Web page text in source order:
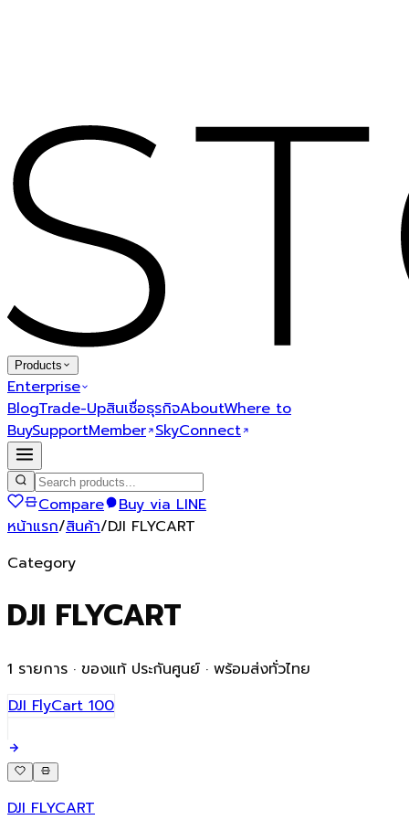
Products
Enterprise
BlogTrade-Upสินเชื่อธุรกิจAboutWhere to
BuySupportMember SkyConnect
Compare
Buy via LINE
หน้าแรก/สินค้า/DJI FLYCART
Category
DJI FLYCART
1 รายการ · ของแท้ ประกันศูนย์ · พร้อมส่งทั่วไทย
DJI FlyCart 100
DJI FLYCART